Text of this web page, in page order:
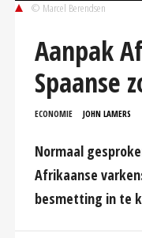
© Marcel Berendsen
Aanpak
Spaanse
ECONOMIE JOHN LAMERS
Normaal
Afrikaanse
besmetting in te